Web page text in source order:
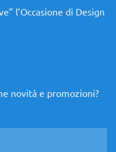
l’Occasione di Design
novità e promozioni?